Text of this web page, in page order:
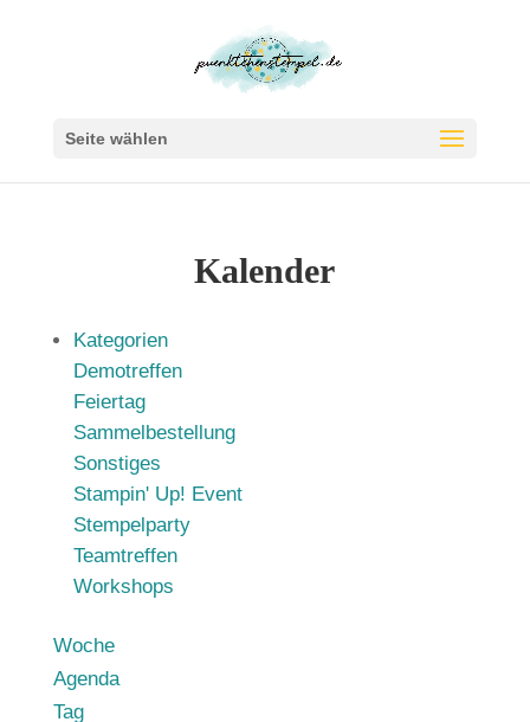
Seite wählen
Kalender
Kategorien
Demotreffen
Feiertag
Sammelbestellung
Sonstiges
Stampin' Up! Event
Stempelparty
Teamtreffen
Workshops
Woche
Agenda
Tag